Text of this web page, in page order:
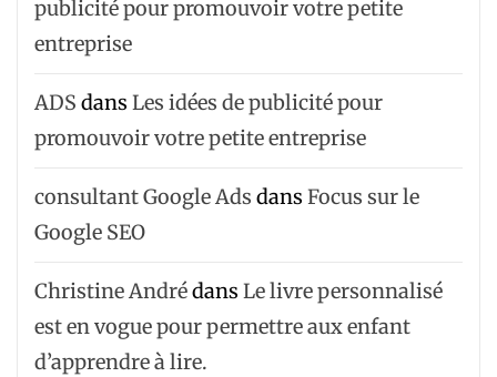
publicité pour promouvoir votre petite
entreprise
ADS dans Les idées de publicité pour
promouvoir votre petite entreprise
consultant Google Ads dans Focus sur le
Google SEO
Christine Andrédans Le livre personnalisé
est en vogue pour permettre aux enfant
d’apprendre à lire.